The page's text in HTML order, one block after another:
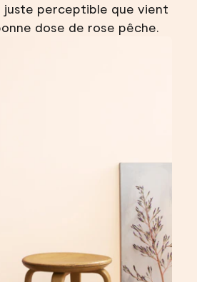
perceptible que vient
dose de rose pêche.